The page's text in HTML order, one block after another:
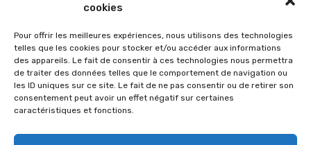
cookies
Pour offrir les meilleures expériences, nous utilisons des technologies
telles que les cookies pour stocker et/ou accéder aux informations
des appareils. Le fait de consentir à ces technologies nous permettra
de traiter des données telles que le comportement de navigation ou
les ID uniques sur ce site. Le fait de ne pas consentir ou de retirer son
consentement peut avoir un effet négatif sur certaines
caractéristiques et fonctions.